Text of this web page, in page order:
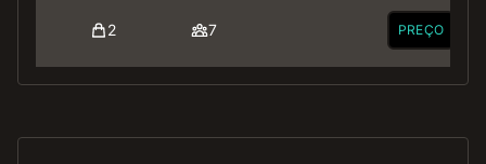
2 7 PREÇO